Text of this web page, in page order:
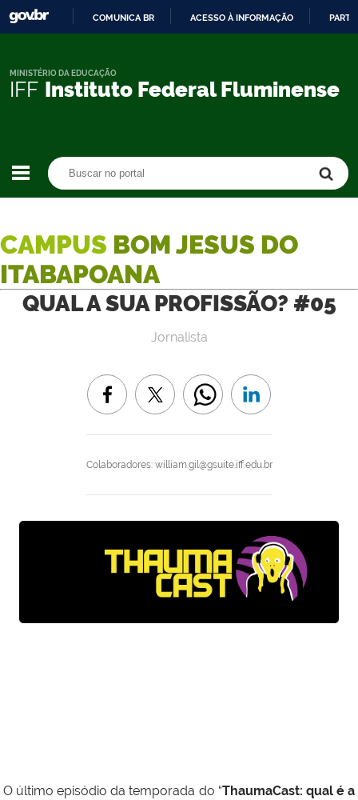
CONTEÚDO
COMUNICA BR ACESSO À INFORMAÇÃO
IFF Instituto Federal Fluminense
MINISTÉRIO DA EDUCAÇÃO
CAMPUS BOM JESUS DO
ITABAPOANA
QUAL A SUA PROFISSÃO? #05
Colaboradores: william.gil@gsuite.iff.edu.br
Jornalista
O último episódio da temporada do “ThaumaCast: qual é a